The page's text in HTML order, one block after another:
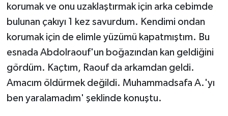
korumak ve onu uzaklaştırmak için arka cebimde
bulunan çakıyı 1 kez savurdum. Kendimi ondan
korumak için de elimle yüzümü kapatmıştım. Bu
esnada Abdolraouf'un boğazından kan geldiğini
gördüm. Kaçtım, Raouf da arkamdan geldi.
Amacım öldürmek değildi. Muhammadsafa A.'yı
ben yaralamadım' şeklinde konuştu.